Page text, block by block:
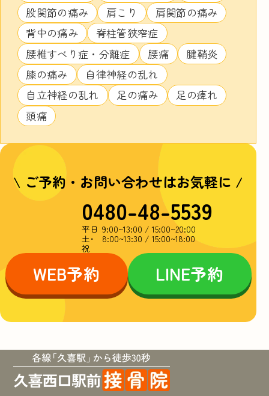
股関節の痛み
肩こり
肩関節の痛み
背中の痛み
脊柱管狭窄症
腰椎すべり症・分離症
腰痛
腱鞘炎
膝の痛み
自律神経の乱れ
自立神経の乱れ
足の痛み
足の痺れ
頭痛
\ ご予約・お問い合わせはお気軽に /
0480-48-5539
平日 9:00~13:00 / 15:00~20:00
土･
祝
8:00~13:30 / 15:00~18:00
WEB予約 LINE予約